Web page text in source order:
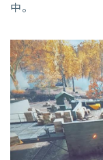
中。